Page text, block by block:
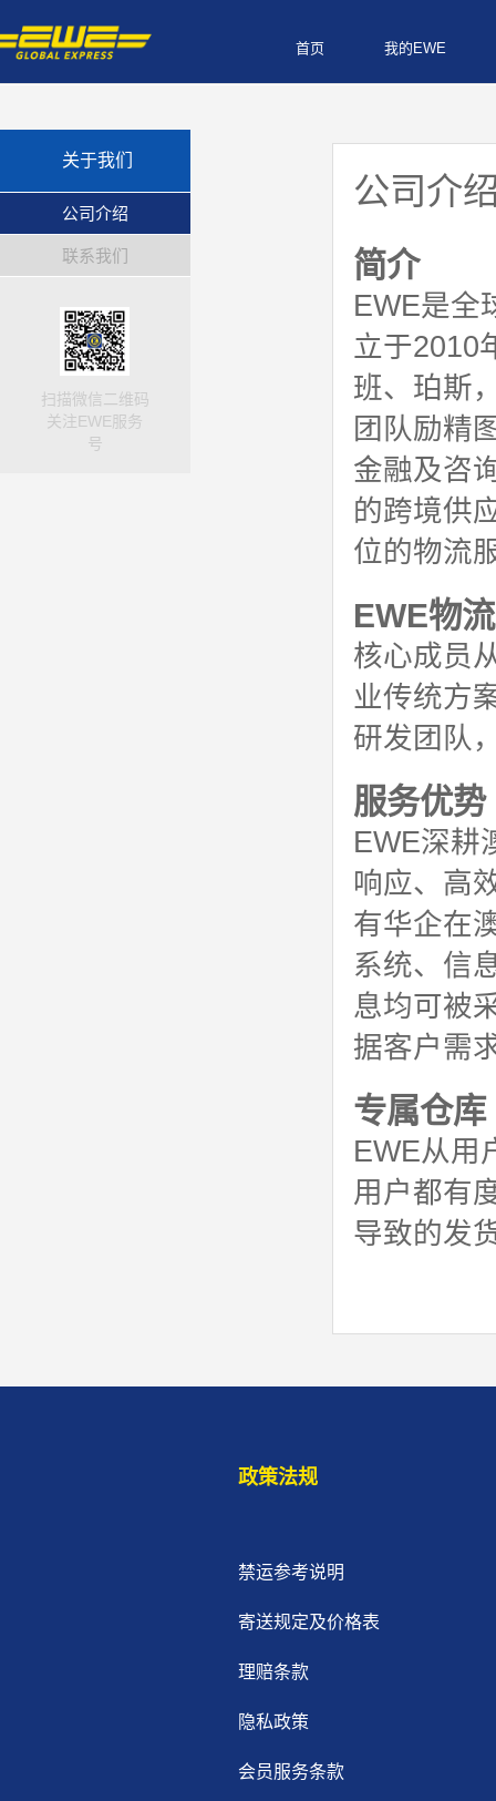
首页 我的EWE
关于我们
公司介绍
联系我们
扫描微信二维码
关注EWE服务
号
公司介
简介
EWE是全
立于2010
班、珀斯
团队励精
金融及咨
的跨境供
位的物流
EWE物
核心成员
业传统方
研发团队
服务优势
EWE深耕
响应、高
有华企在
系统、信
息均可被
据客户需
专属仓库
EWE从用
用户都有
导致的发
政策法规
禁运参考说明
寄送规定及价格表
理赔条款
隐私政策
会员服务条款